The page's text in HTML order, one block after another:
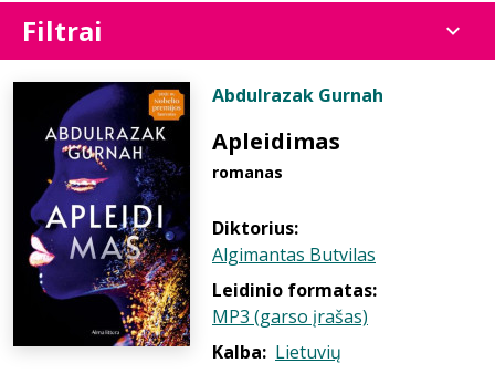
Filtrai
Abdulrazak Gurnah
Apleidimas
romanas
Diktorius:
Algimantas Butvilas
Leidinio formatas:
MP3 (garso įrašas)
Kalba: Lietuvių